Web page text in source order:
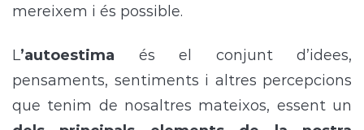
mereixem i és possible.
L’autoestima és el conjunt d’idees,
pensaments, sentiments i altres percepcions
que tenim de nosaltres mateixos, essent un